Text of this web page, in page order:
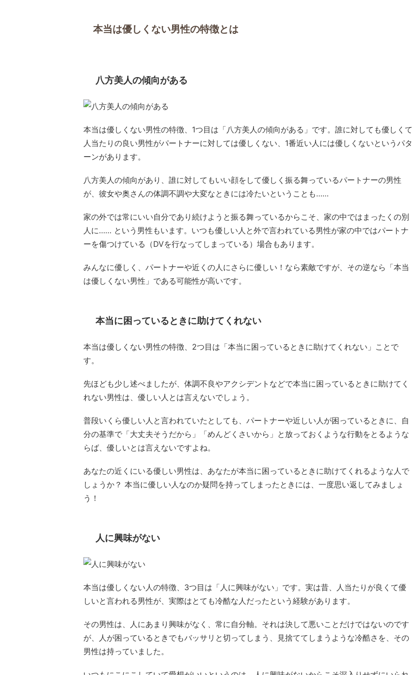
本当は優しくない男性の特徴とは
八方美人の傾向がある
本当は優しくない男性の特徴、1つ目は「八方美人の傾向がある」です。誰に対しても優しくて
人当たりの良い男性がパートナーに対しては優しくない、1番近い人には優しくないというパタ
ーンがあります。
八方美人の傾向があり、誰に対してもいい顔をして優しく振る舞っているパートナーの男性
が、彼女や奥さんの体調不調や大変なときには冷たいということも……
家の外では常にいい自分であり続けようと振る舞っているからこそ、家の中ではまったくの別
人に…… という男性もいます。いつも優しい人と外で言われている男性が家の中ではパートナ
ーを傷つけている（DVを行なってしまっている）場合もあります。
みんなに優しく、パートナーや近くの人にさらに優しい！なら素敵ですが、その逆なら「本当
は優しくない男性」である可能性が高いです。
本当に困っているときに助けてくれない
本当は優しくない男性の特徴、2つ目は「本当に困っているときに助けてくれない」ことで
す。
先ほども少し述べましたが、体調不良やアクシデントなどで本当に困っているときに助けてく
れない男性は、優しい人とは言えないでしょう。
普段いくら優しい人と言われていたとしても、パートナーや近しい人が困っているときに、自
分の基準で「大丈夫そうだから」「めんどくさいから」と放っておくような行動をとるような
らば、優しいとは言えないですよね。
あなたの近くにいる優しい男性は、あなたが本当に困っているときに助けてくれるような人で
しょうか？ 本当に優しい人なのか疑問を持ってしまったときには、一度思い返してみましょ
う！
人に興味がない
本当は優しくない人の特徴、3つ目は「人に興味がない」です。実は昔、人当たりが良くて優
しいと言われる男性が、実際はとても冷酷な人だったという経験があります。
その男性は、人にあまり興味がなく、常に自分軸。それは決して悪いことだけではないのです
が、人が困っているときでもバッサリと切ってしまう、見捨ててしまうような冷酷さを、その
男性は持っていました。